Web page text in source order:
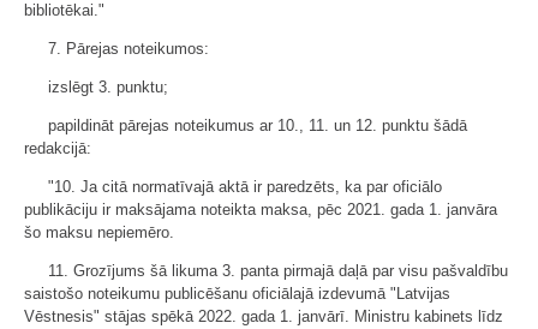
bibliotēkai."
7. Pārejas noteikumos:
izslēgt 3. punktu;
papildināt pārejas noteikumus ar 10., 11. un 12. punktu šādā
redakcijā:
"10. Ja citā normatīvajā aktā ir paredzēts, ka par oficiālo
publikāciju ir maksājama noteikta maksa, pēc 2021. gada 1. janvāra
šo maksu nepiemēro.
11. Grozījums šā likuma 3. panta pirmajā daļā par visu pašvaldību
saistošo noteikumu publicēšanu oficiālajā izdevumā "Latvijas
Vēstnesis" stājas spēkā 2022. gada 1. janvārī. Ministru kabinets līdz